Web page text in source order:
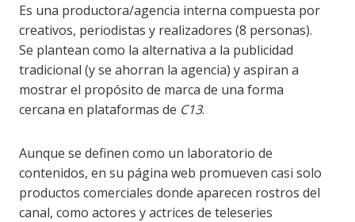
Es una productora/agencia interna compuesta por
creativos, periodistas y realizadores (8 personas).
Se plantean como la alternativa a la publicidad
tradicional (y se ahorran la agencia) y aspiran a
mostrar el propósito de marca de una forma
cercana en plataformas de C13.
Aunque se definen como un laboratorio de
contenidos, en su página web promueven casi solo
productos comerciales donde aparecen rostros del
canal, como actores y actrices de teleseries